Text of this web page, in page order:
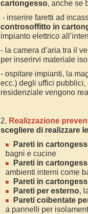
cartongesso, anche se
- inserire faretti ad
controsoffitto in
impianto elettrico
- la camera d’aria tra il
per inserirvi materiale
- ospitare impianti, la
ecc.) degli uffici
residenziale vengono
2. Realizzazione
scegliere di realizzare
Pareti in
bagni e cucine
Pareti in
ambienti interni come
Pareti in
Pareti per esterno,
Pareti coibentate
a pannelli per